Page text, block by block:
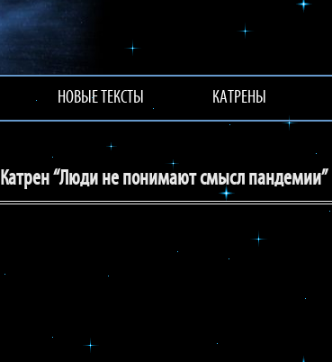
НОВЫЕ ТЕКСТЫ КАТРЕНЫ
Катрен “Люди не понимают смысл пандемии”